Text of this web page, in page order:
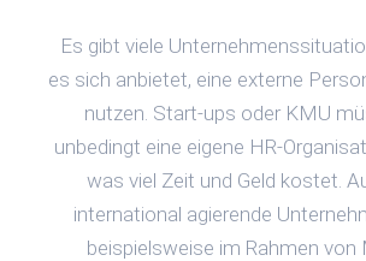
Es gibt viele
es sich anbietet, eine externe
nutzen. Start-ups oder KMU
unbedingt eine eigene HR-
was viel Zeit und Geld kostet.
international agierende
beispielsweise im Rahmen von